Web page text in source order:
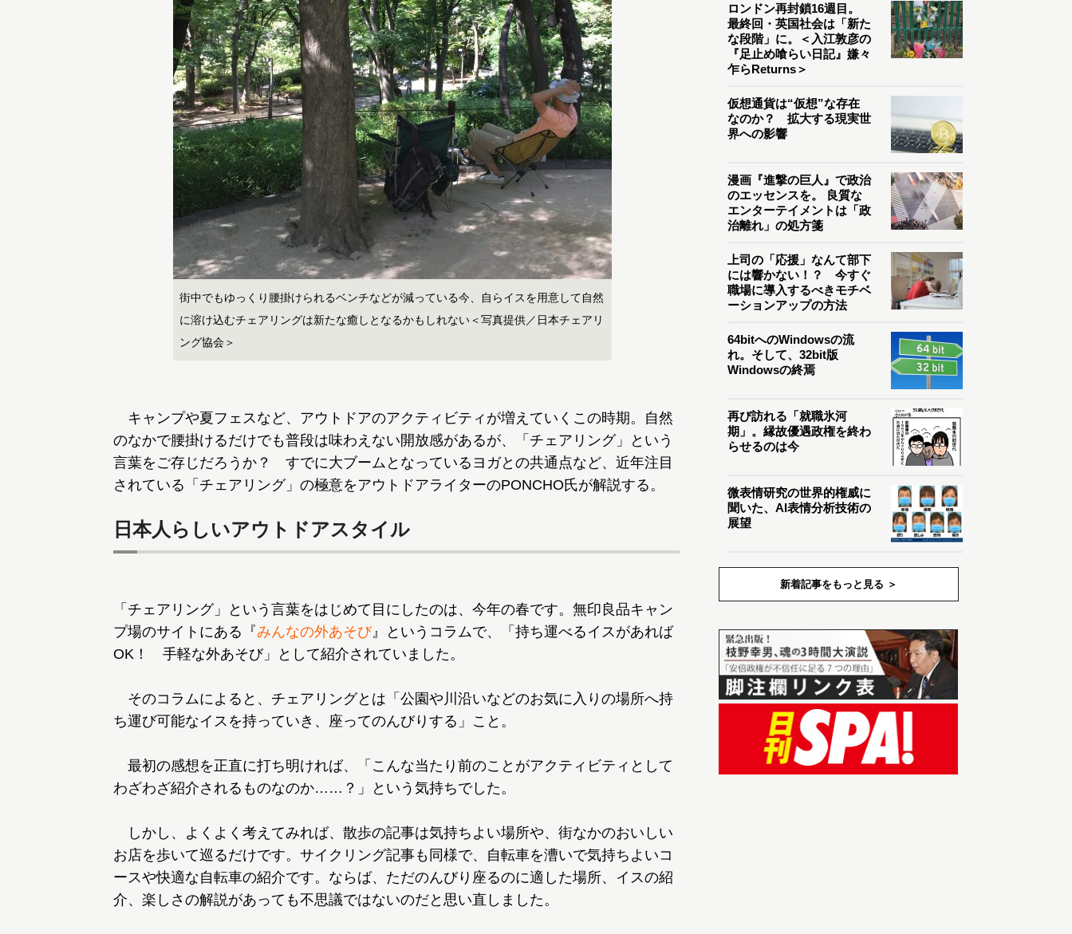
街中でもゆっくり腰掛けられるベンチなどが減っている今、自らイスを用意して自然
に溶け込むチェアリングは新たな癒しとなるかもしれない＜写真提供／日本チェアリ
ング協会＞
キャンプや夏フェスなど、アウトドアのアクティビティが増えていくこの時期。自然
のなかで腰掛けるだけでも普段は味わえない開放感があるが、「チェアリング」という
言葉をご存じだろうか？ すでに大ブームとなっているヨガとの共通点など、近年注目
されている「チェアリング」の極意をアウトドアライターのPONCHO氏が解説する。
日本人らしいアウトドアスタイル
「チェアリング」という言葉をはじめて目にしたのは、今年の春です。無印良品キャン
プ場のサイトにある『みんなの外あそび』というコラムで、「持ち運べるイスがあれば
OK！ 手軽な外あそび」として紹介されていました。
そのコラムによると、チェアリングとは「公園や川沿いなどのお気に入りの場所へ持
ち運び可能なイスを持っていき、座ってのんびりする」こと。
最初の感想を正直に打ち明ければ、「こんな当たり前のことがアクティビティとして
わざわざ紹介されるものなのか……？」という気持ちでした。
しかし、よくよく考えてみれば、散歩の記事は気持ちよい場所や、街なかのおいしい
お店を歩いて巡るだけです。サイクリング記事も同様で、自転車を漕いで気持ちよいコ
ースや快適な自転車の紹介です。ならば、ただのんびり座るのに適した場所、イスの紹
介、楽しさの解説があっても不思議ではないのだと思い直しました。
ロンドン再封鎖16週目。
最終回・英国社会は「新た
な段階」に。＜入江敦彦の
『足止め喰らい日記』嫌々
乍らReturns＞
仮想通貨は“仮想”な存在
なのか？ 拡大する現実世
界への影響
漫画『進撃の巨人』で政治
のエッセンスを。 良質な
エンターテイメントは「政
治離れ」の処方箋
上司の「応援」なんて部下
には響かない！？ 今すぐ
職場に導入するべきモチベ
ーションアップの方法
64bitへのWindowsの流
れ。そして、32bit版
Windowsの終焉
再び訪れる「就職氷河
期」。縁故優遇政権を終わ
らせるのは今
微表情研究の世界的権威に
聞いた、AI表情分析技術の
展望
新着記事をもっと見る